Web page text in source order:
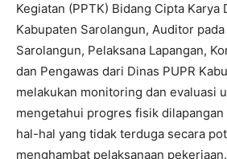
Kegiatan (PPTK) Bidang Cipta Karya
Kabupaten Sarolangun, Auditor
Sarolangun, Pelaksana Lapangan,
dan Pengawas dari Dinas PUPR
melakukan monitoring dan evaluasi
mengetahui progres fisik
hal-hal yang tidak terduga secara
menghambat pelaksanaan pekerjaan.